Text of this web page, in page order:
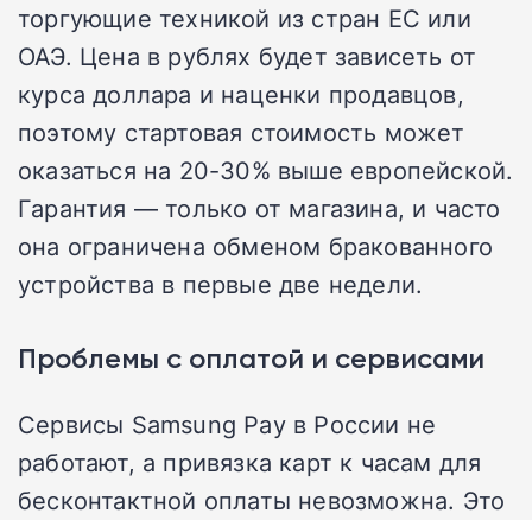
торгующие техникой из стран ЕС или
ОАЭ. Цена в рублях будет зависеть от
курса доллара и наценки продавцов,
поэтому стартовая стоимость может
оказаться на 20-30% выше европейской.
Гарантия — только от магазина, и часто
она ограничена обменом бракованного
устройства в первые две недели.
Проблемы с оплатой и сервисами
Сервисы Samsung Pay в России не
работают, а привязка карт к часам для
бесконтактной оплаты невозможна. Это